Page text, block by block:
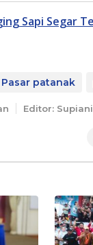
Sapi Segar
Pasar patanak
Editor: Supiani